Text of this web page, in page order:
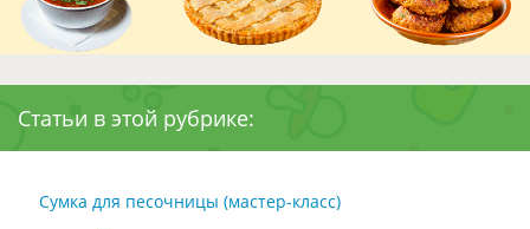
Статьи в этой рубрике:
Сумка для песочницы (мастер-класс)